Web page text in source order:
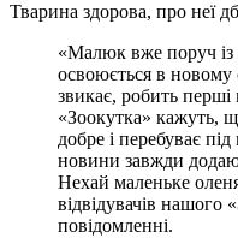
Тварина здорова, про неї
«Малюк вже поруч
освоюється в новому
звикає, робить
«Зоокутка» кажуть,
добре і перебуває
новини завжди
Нехай маленьке
відвідувачів нашого
повідомленні.